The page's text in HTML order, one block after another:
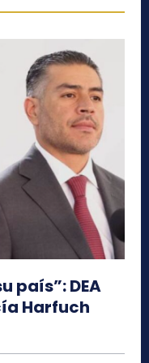
país”: DEA
Harfuch